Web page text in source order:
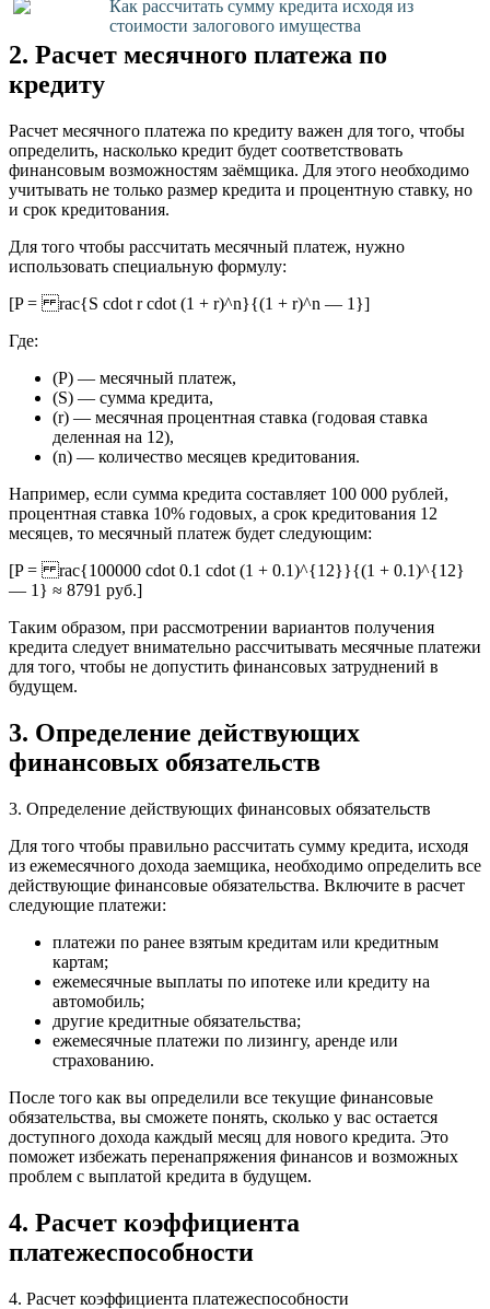
Как рассчитать сумму кредита исходя из
стоимости залогового имущества
2. Расчет месячного платежа по
кредиту
Расчет месячного платежа по кредиту важен для того, чтобы
определить, насколько кредит будет соответствовать
финансовым возможностям заёмщика. Для этого необходимо
учитывать не только размер кредита и процентную ставку, но
и срок кредитования.
Для того чтобы рассчитать месячный платеж, нужно
использовать специальную формулу:
[P = rac{S cdot r cdot (1 + r)^n}{(1 + r)^n — 1}]
Где:
(P) — месячный платеж,
(S) — сумма кредита,
(r) — месячная процентная ставка (годовая ставка
деленная на 12),
(n) — количество месяцев кредитования.
Например, если сумма кредита составляет 100 000 рублей,
процентная ставка 10% годовых, а срок кредитования 12
месяцев, то месячный платеж будет следующим:
[P = rac{100000 cdot 0.1 cdot (1 + 0.1)^{12}}{(1 + 0.1)^{12}
— 1} ≈ 8791 руб.]
Таким образом, при рассмотрении вариантов получения
кредита следует внимательно рассчитывать месячные платежи
для того, чтобы не допустить финансовых затруднений в
будущем.
3. Определение действующих
финансовых обязательств
3. Определение действующих финансовых обязательств
Для того чтобы правильно рассчитать сумму кредита, исходя
из ежемесячного дохода заемщика, необходимо определить все
действующие финансовые обязательства. Включите в расчет
следующие платежи:
платежи по ранее взятым кредитам или кредитным
картам;
ежемесячные выплаты по ипотеке или кредиту на
автомобиль;
другие кредитные обязательства;
ежемесячные платежи по лизингу, аренде или
страхованию.
После того как вы определили все текущие финансовые
обязательства, вы сможете понять, сколько у вас остается
доступного дохода каждый месяц для нового кредита. Это
поможет избежать перенапряжения финансов и возможных
проблем с выплатой кредита в будущем.
4. Расчет коэффициента
платежеспособности
4. Расчет коэффициента платежеспособности